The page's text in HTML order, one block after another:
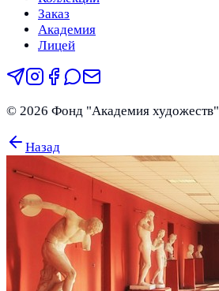
Заказ
Академия
Лицей
© 2026 Фонд "Академия художеств"
Назад